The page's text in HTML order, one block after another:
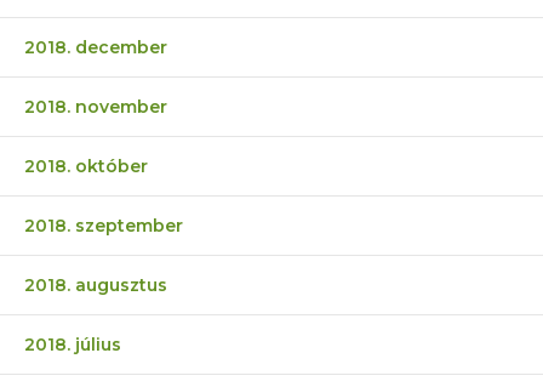
2018. december
2018. november
2018. október
2018. szeptember
2018. augusztus
2018. július